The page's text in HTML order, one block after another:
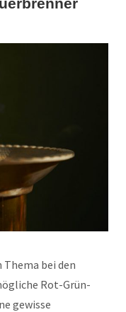
Thema bei den
Rot-Grün-
gewisse